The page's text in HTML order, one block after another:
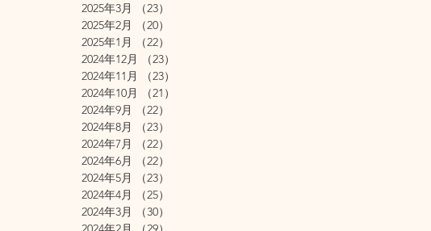
2025年3月
（23）
2025年2月
（20）
2025年1月
（22）
2024年12月
（23）
2024年11月
（23）
2024年10月
（21）
2024年9月
（22）
2024年8月
（23）
2024年7月
（22）
2024年6月
（22）
2024年5月
（23）
2024年4月
（25）
2024年3月
（30）